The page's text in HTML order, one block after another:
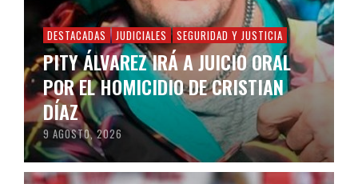
DESTACADAS JUDICIALES SEGURIDAD Y JUSTICIA
PITY ÁLVAREZ IRÁ A JUICIO ORAL
POR EL HOMICIDIO DE CRISTIAN
DÍAZ
9 AGOSTO, 2026